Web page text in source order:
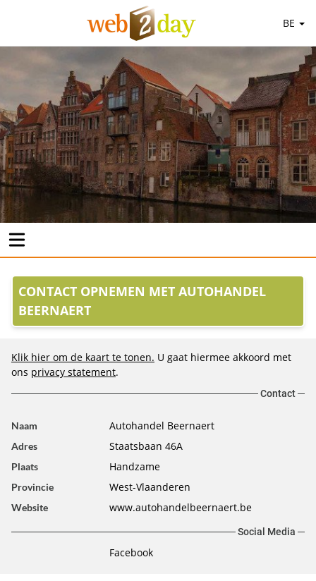
BE
CONTACT OPNEMEN MET AUTOHANDEL
BEERNAERT
Klik hier om de kaart te tonen. U gaat hiermee akkoord met
ons privacy statement.
Contact
Naam Autohandel Beernaert
Adres Staatsbaan 46A
Plaats Handzame
Provincie West-Vlaanderen
Website www.autohandelbeernaert.be
Social Media
Facebook